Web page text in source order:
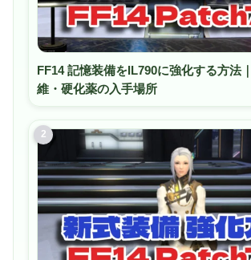
FF14 記憶装備をIL790に強化する方法
維・硬化薬の入手場所
2